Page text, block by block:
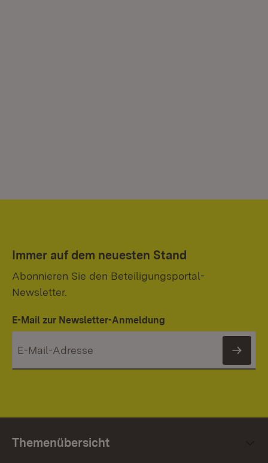
Immer auf dem neuesten Stand
Abonnieren Sie den Beteiligungsportal-
Newsletter.
E-Mail zur Newsletter-Anmeldung
Themenübersicht